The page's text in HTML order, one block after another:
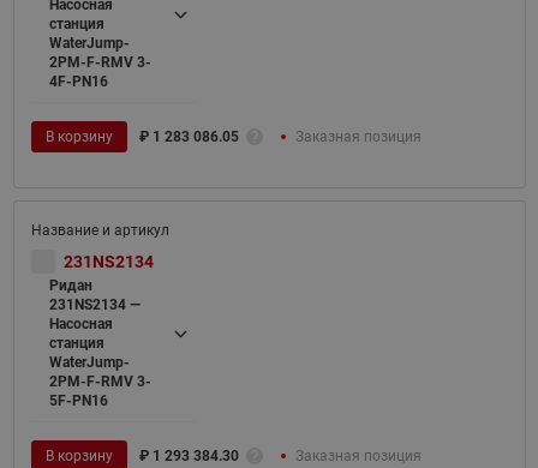
Насосная
станция
WaterJump-
2PM-F-RMV 3-
4F-PN16
В корзину ₽ 1 283 086.05 Заказная позиция
231NS2134
Ридан
231NS2134 —
Насосная
станция
WaterJump-
2PM-F-RMV 3-
5F-PN16
В корзину ₽ 1 293 384.30 Заказная позиция